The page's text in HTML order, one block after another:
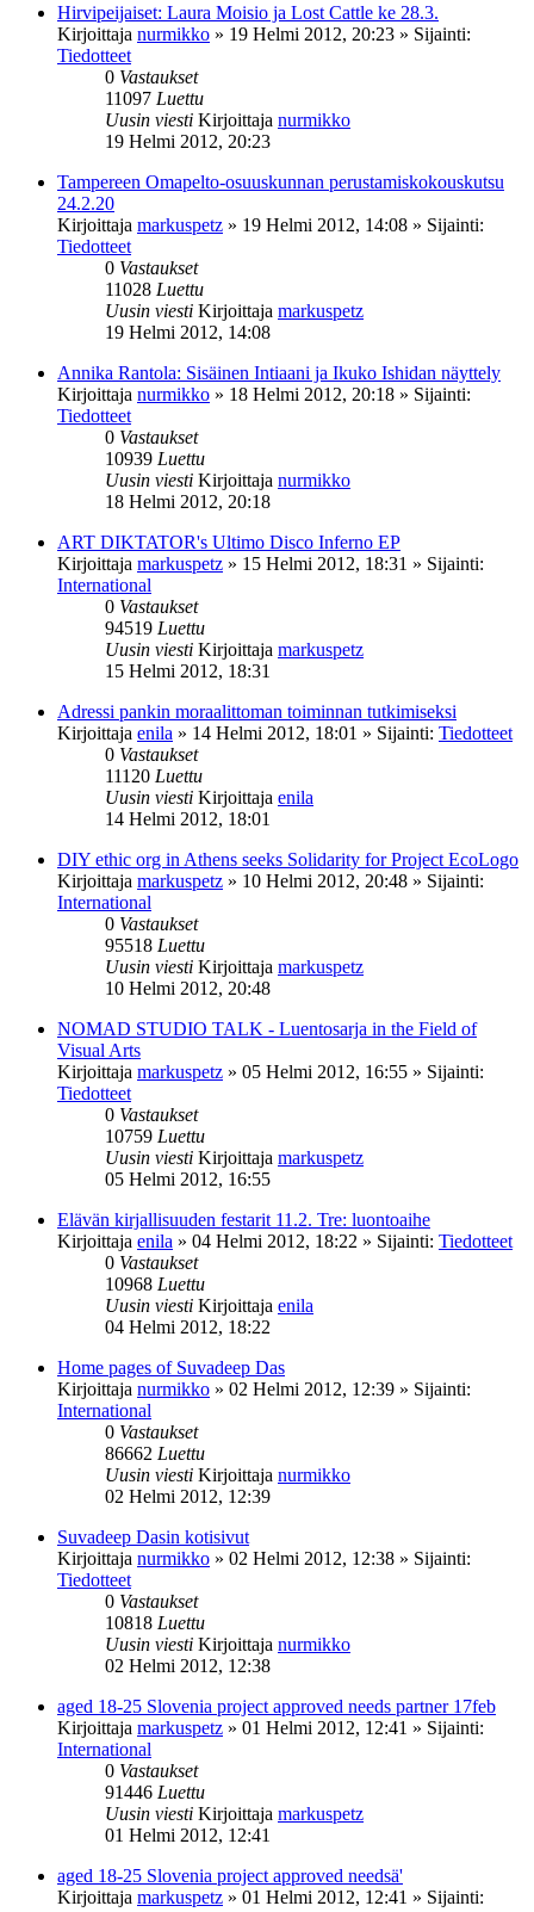
Hirvipeijaiset: Laura Moisio ja Lost Cattle ke 28.3.
Kirjoittaja nurmikko » 19 Helmi 2012, 20:23 » Sijainti:
Tiedotteet
0 Vastaukset
11097 Luettu
Uusin viesti Kirjoittaja nurmikko
19 Helmi 2012, 20:23
Tampereen Omapelto-osuuskunnan perustamiskokouskutsu
24.2.20
Kirjoittaja markuspetz » 19 Helmi 2012, 14:08 » Sijainti:
Tiedotteet
0 Vastaukset
11028 Luettu
Uusin viesti Kirjoittaja markuspetz
19 Helmi 2012, 14:08
Annika Rantola: Sisäinen Intiaani ja Ikuko Ishidan näyttely
Kirjoittaja nurmikko » 18 Helmi 2012, 20:18 » Sijainti:
Tiedotteet
0 Vastaukset
10939 Luettu
Uusin viesti Kirjoittaja nurmikko
18 Helmi 2012, 20:18
ART DIKTATOR's Ultimo Disco Inferno EP
Kirjoittaja markuspetz » 15 Helmi 2012, 18:31 » Sijainti:
International
0 Vastaukset
94519 Luettu
Uusin viesti Kirjoittaja markuspetz
15 Helmi 2012, 18:31
Adressi pankin moraalittoman toiminnan tutkimiseksi
Kirjoittaja enila » 14 Helmi 2012, 18:01 » Sijainti: Tiedotteet
0 Vastaukset
11120 Luettu
Uusin viesti Kirjoittaja enila
14 Helmi 2012, 18:01
DIY ethic org in Athens seeks Solidarity for Project EcoLogo
Kirjoittaja markuspetz » 10 Helmi 2012, 20:48 » Sijainti:
International
0 Vastaukset
95518 Luettu
Uusin viesti Kirjoittaja markuspetz
10 Helmi 2012, 20:48
NOMAD STUDIO TALK - Luentosarja in the Field of
Visual Arts
Kirjoittaja markuspetz » 05 Helmi 2012, 16:55 » Sijainti:
Tiedotteet
0 Vastaukset
10759 Luettu
Uusin viesti Kirjoittaja markuspetz
05 Helmi 2012, 16:55
Elävän kirjallisuuden festarit 11.2. Tre: luontoaihe
Kirjoittaja enila » 04 Helmi 2012, 18:22 » Sijainti: Tiedotteet
0 Vastaukset
10968 Luettu
Uusin viesti Kirjoittaja enila
04 Helmi 2012, 18:22
Home pages of Suvadeep Das
Kirjoittaja nurmikko » 02 Helmi 2012, 12:39 » Sijainti:
International
0 Vastaukset
86662 Luettu
Uusin viesti Kirjoittaja nurmikko
02 Helmi 2012, 12:39
Suvadeep Dasin kotisivut
Kirjoittaja nurmikko » 02 Helmi 2012, 12:38 » Sijainti:
Tiedotteet
0 Vastaukset
10818 Luettu
Uusin viesti Kirjoittaja nurmikko
02 Helmi 2012, 12:38
aged 18-25 Slovenia project approved needs partner 17feb
Kirjoittaja markuspetz » 01 Helmi 2012, 12:41 » Sijainti:
International
0 Vastaukset
91446 Luettu
Uusin viesti Kirjoittaja markuspetz
01 Helmi 2012, 12:41
aged 18-25 Slovenia project approved needsä'
Kirjoittaja markuspetz » 01 Helmi 2012, 12:41 » Sijainti: